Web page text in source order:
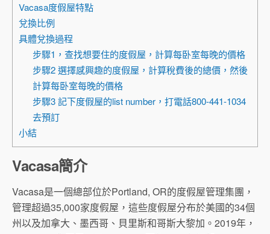
Vacasa度假屋特點
兌換比例
具體兌換過程
步驟1，查找想要住的度假屋，計算每卧室每晚的價格
步驟2 選擇感興趣的度假屋，計算稅費後的總價，然後
計算每卧室每晚的價格
步驟3 記下度假屋的list number，打電話800-441-1034
去預訂
小結
Vacasa簡介
Vacasa是一個總部位於Portland, OR的度假屋管理集團，
管理超過35,000家度假屋， 這些度假屋分布於美國的34個
州以及加拿大、墨西哥、貝里斯和哥斯大黎加。2019年，